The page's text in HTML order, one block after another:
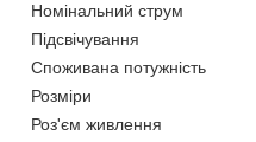
Номінальний струм
Підсвічування
Споживана потужність
Розміри
Роз'єм живлення